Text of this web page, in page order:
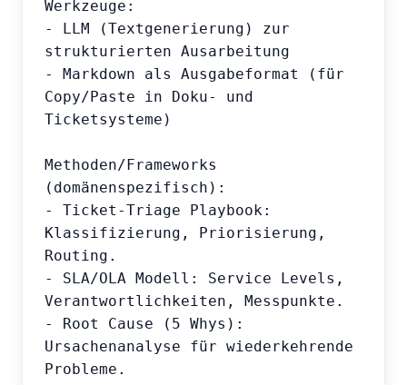
Werkzeuge:
- LLM (Textgenerierung) zur
strukturierten Ausarbeitung
- Markdown als Ausgabeformat (für
Copy/Paste in Doku- und
Ticketsysteme)
Methoden/Frameworks
(domänenspezifisch):
- Ticket-Triage Playbook:
Klassifizierung, Priorisierung,
Routing.
- SLA/OLA Modell: Service Levels,
Verantwortlichkeiten, Messpunkte.
- Root Cause (5 Whys):
Ursachenanalyse für wiederkehrende
Probleme.